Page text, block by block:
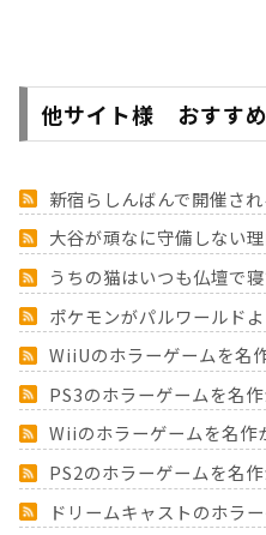
他サイト様 おすす
新宿らしんばんで開催さ
大谷が頑なに守備しない
うちの猫はいつも仏壇で
ポケモンがパルワールド
WiiUのホラーゲームを名
PS3のホラーゲームを名
Wiiのホラーゲームを名作
PS2のホラーゲームを名
ドリームキャストのホラ